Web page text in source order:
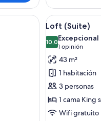
Deluxe
(Twin)
cama, una mesa redonda,
Ver
todas
las
fotos
de
Loft
(Suite)
5
Loft (Suite)
10,010,0 de 10
Excepcional
1 opinión
(1
opinión)
43 m²
1 habitación
3 personas
1 cama King
Wifi gratuito